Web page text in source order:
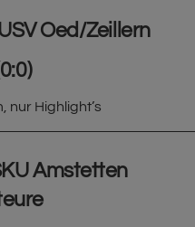
Oed/Zeillern
nur Highlight’s
Amstetten